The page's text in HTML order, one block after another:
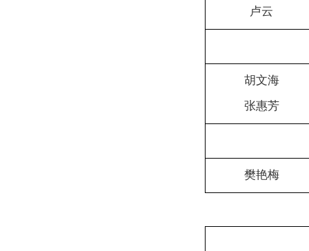
卢云
胡文海
张惠芳
樊艳梅